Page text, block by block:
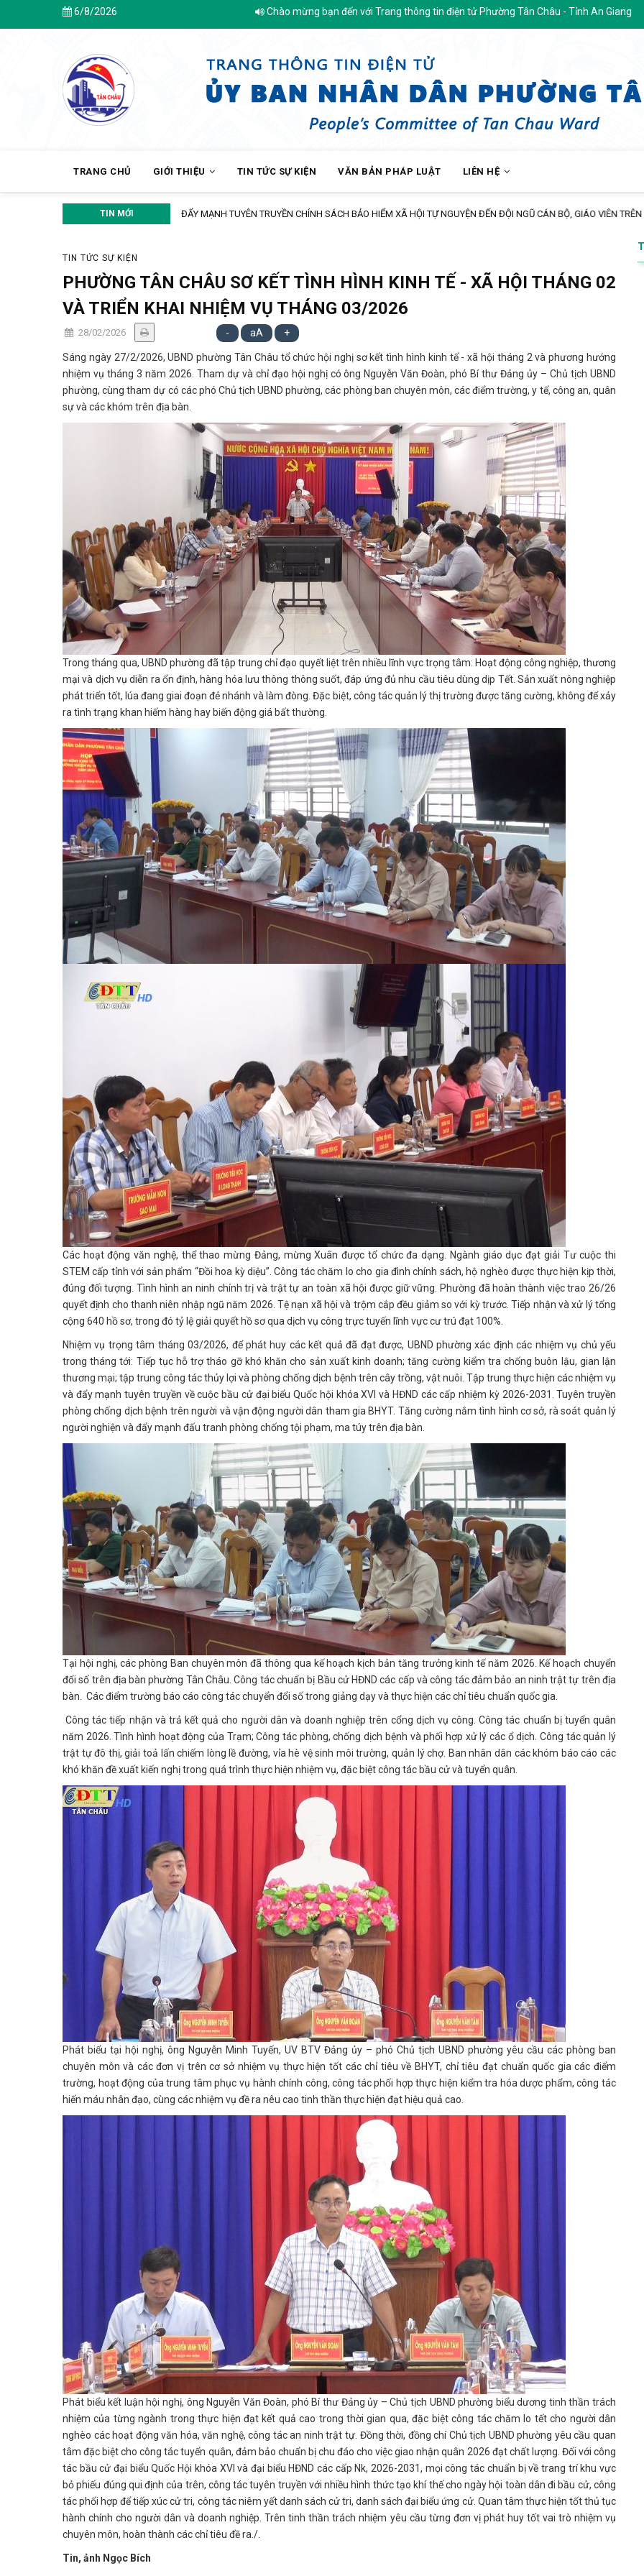
6/8/2026 Chào mừng bạn đến với Trang thông tin điện tử Phường Tân Châu - Tỉnh An Giang
NAVIGATION
TRANG CHỦ GIỚI THIỆU TIN TỨC SỰ KIỆN VĂN BẢN PHÁP LUẬT LIÊN HỆ
TIN MỚI ĐẨY MẠNH TUYÊN TRUYỀN CHÍNH SÁCH BẢO HIỂM XÃ HỘI TỰ NGUYỆN ĐẾN ĐỘI NGŨ CÁN BỘ, GIÁO VIÊN TRÊN
TIN TỨC SỰ KIỆN
PHƯỜNG TÂN CHÂU SƠ KẾT TÌNH HÌNH KINH TẾ - XÃ HỘI THÁNG 02
VÀ TRIỂN KHAI NHIỆM VỤ THÁNG 03/2026
28/02/2026 - aA +
Sáng ngày 27/2/2026, UBND phường Tân Châu tổ chức hội nghị sơ kết tình hình kinh tế - xã hội tháng 2 và phương hướng
nhiệm vụ tháng 3 năm 2026. Tham dự và chỉ đạo hội nghị có ông Nguyễn Văn Đoàn, phó Bí thư Đảng ủy – Chủ tịch UBND
phường, cùng tham dự có các phó Chủ tịch UBND phường, các phòng ban chuyên môn, các điểm trường, y tế, công an, quân
sự và các khóm trên địa bàn.
Trong tháng qua, UBND phường đã tập trung chỉ đạo quyết liệt trên nhiều lĩnh vực trọng tâm: Hoạt động công nghiệp, thương
mại và dịch vụ diễn ra ổn định, hàng hóa lưu thông thông suốt, đáp ứng đủ nhu cầu tiêu dùng dịp Tết. Sản xuất nông nghiệp
phát triển tốt, lúa đang giai đoạn đẻ nhánh và làm đòng. Đặc biệt, công tác quản lý thị trường được tăng cường, không để xảy
ra tình trạng khan hiếm hàng hay biến động giá bất thường.
Các hoạt động văn nghệ, thể thao mừng Đảng, mừng Xuân được tổ chức đa dạng. Ngành giáo dục đạt giải Tư cuộc thi
STEM cấp tỉnh với sản phẩm “Đồi hoa kỳ diệu”. Công tác chăm lo cho gia đình chính sách, hộ nghèo được thực hiện kịp thời,
đúng đối tượng. Tình hình an ninh chính trị và trật tự an toàn xã hội được giữ vững. Phường đã hoàn thành việc trao 26/26
quyết định cho thanh niên nhập ngũ năm 2026. Tệ nạn xã hội và trộm cắp đều giảm so với kỳ trước. Tiếp nhận và xử lý tổng
cộng 640 hồ sơ, trong đó tỷ lệ giải quyết hồ sơ qua dịch vụ công trực tuyến lĩnh vực cư trú đạt 100%.
Nhiệm vụ trọng tâm tháng 03/2026, để phát huy các kết quả đã đạt được, UBND phường xác định các nhiệm vụ chủ yếu
trong tháng tới: Tiếp tục hỗ trợ tháo gỡ khó khăn cho sản xuất kinh doanh; tăng cường kiểm tra chống buôn lậu, gian lận
thương mại; tập trung công tác thủy lợi và phòng chống dịch bệnh trên cây trồng, vật nuôi. Tập trung thực hiện các nhiệm vụ
và đẩy mạnh tuyên truyền về cuộc bầu cử đại biểu Quốc hội khóa XVI và HĐND các cấp nhiệm kỳ 2026-2031. Tuyên truyền
phòng chống dịch bệnh trên người và vận động người dân tham gia BHYT. Tăng cường nắm tình hình cơ sở, rà soát quản lý
người nghiện và đẩy mạnh đấu tranh phòng chống tội phạm, ma túy trên địa bàn.
Tại hội nghị, các phòng Ban chuyên môn đã thông qua kế hoạch kịch bản tăng trưởng kinh tế năm 2026. Kế hoạch chuyển
đổi số trên địa bàn phường Tân Châu. Công tác chuẩn bị Bầu cử HĐND các cấp và công tác đảm bảo an ninh trật tự trên địa
bàn. Các điểm trường báo cáo công tác chuyển đổi số trong giảng dạy và thực hiện các chỉ tiêu chuẩn quốc gia.
Công tác tiếp nhận và trả kết quả cho người dân và doanh nghiệp trên cổng dịch vụ công. Công tác chuẩn bị tuyển quân
năm 2026. Tình hình hoạt động của Trạm; Công tác phòng, chống dịch bệnh và phối hợp xử lý các ổ dịch. Công tác quản lý
trật tự đô thị, giải toả lấn chiếm lòng lề đường, vỉa hè vệ sinh môi trường, quản lý chợ. Ban nhân dân các khóm báo cáo các
khó khăn đề xuất kiến nghị trong quá trình thực hiện nhiệm vụ, đặc biệt công tác bầu cử và tuyển quân.
Phát biểu tại hội nghị, ông Nguyễn Minh Tuyến, UV BTV Đảng ủy – phó Chủ tịch UBND phường yêu cầu các phòng ban
chuyên môn và các đơn vị trên cơ sở nhiệm vụ thực hiện tốt các chỉ tiêu về BHYT, chỉ tiêu đạt chuẩn quốc gia các điểm
trường, hoạt động của trung tâm phục vụ hành chính công, công tác phối hợp thực hiện kiểm tra hóa dược phẩm, công tác
hiến máu nhân đạo, cùng các nhiệm vụ đề ra nêu cao tinh thần thực hiện đạt hiệu quả cao.
Phát biểu kết luận hội nghị, ông Nguyễn Văn Đoàn, phó Bí thư Đảng ủy – Chủ tịch UBND phường biểu dương tinh thần trách
nhiệm của từng ngành trong thực hiện đạt kết quả cao trong thời gian qua, đặc biệt công tác chăm lo tết cho người dân
nghèo các hoạt động văn hóa, văn nghệ, công tác an ninh trật tự. Đồng thời, đồng chí Chủ tịch UBND phường yêu cầu quan
tâm đặc biệt cho công tác tuyển quân, đảm bảo chuẩn bị chu đáo cho việc giao nhận quân 2026 đạt chất lượng. Đối với công
tác bầu cử đại biểu Quốc Hội khóa XVI và đại biểu HĐND các cấp Nk, 2026-2031, mọi công tác chuẩn bị về trang trí khu vực
bỏ phiếu đúng qui định của trên, công tác tuyên truyền với nhiều hình thức tạo khí thế cho ngày hội toàn dân đi bầu cử, công
tác phối hợp để tiếp xúc cử tri, công tác niêm yết danh sách cử tri, danh sách đại biểu ứng cử. Quan tâm thực hiện tốt thủ tục
hành chính cho người dân và doanh nghiệp. Trên tinh thần trách nhiệm yêu cầu từng đơn vị phát huy tốt vai trò nhiệm vụ
chuyên môn, hoàn thành các chỉ tiêu đề ra./.
Tin, ảnh Ngọc Bích